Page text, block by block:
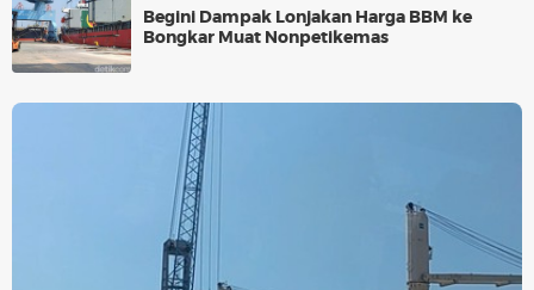
Begini Dampak Lonjakan Harga BBM ke
Bongkar Muat Nonpetikemas